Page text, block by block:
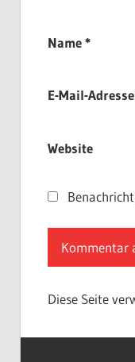
Name*
E-Mail-Adresse
Website
Diese Seite